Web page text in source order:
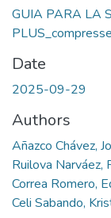
GUIA PARA LA
Date
2025-09-29
Authors
Añazco Chávez,
Ruilova Narváez,
Correa Romero,
Celi Sabando,